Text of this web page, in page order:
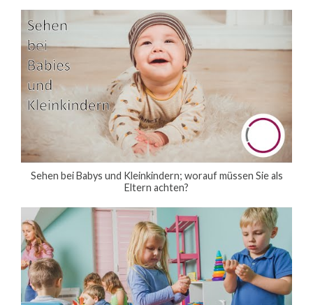
Sehen bei Babys und Kleinkindern; worauf müssen Sie als
Eltern achten?